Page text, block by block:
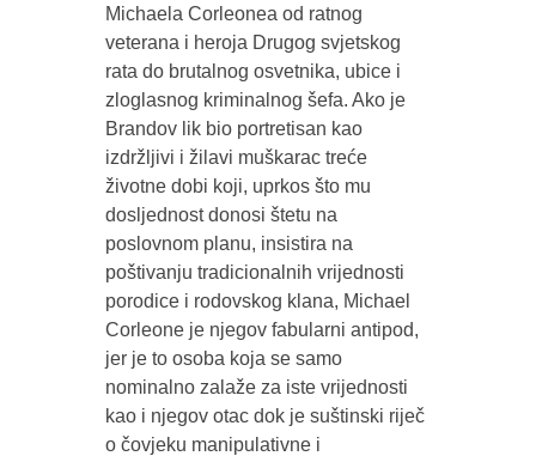
Michaela Corleonea od ratnog
veterana i heroja Drugog svjetskog
rata do brutalnog osvetnika, ubice i
zloglasnog kriminalnog šefa. Ako je
Brandov lik bio portretisan kao
izdržljivi i žilavi muškarac treće
životne dobi koji, uprkos što mu
dosljednost donosi štetu na
poslovnom planu, insistira na
poštivanju tradicionalnih vrijednosti
porodice i rodovskog klana, Michael
Corleone je njegov fabularni antipod,
jer je to osoba koja se samo
nominalno zalaže za iste vrijednosti
kao i njegov otac dok je suštinski riječ
o čovjeku manipulativne i